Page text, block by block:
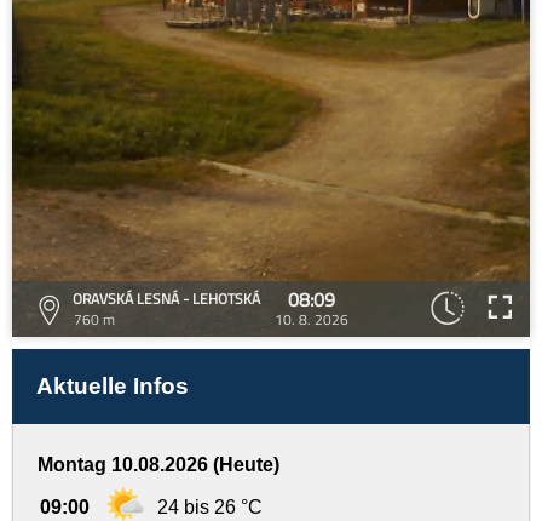
ORAVSKÁ LESNÁ - LEHOTSKÁ
760 m
08:09
10. 8. 2026
Aktuelle Infos
Montag 10.08.2026 (Heute)
09:00 24 bis 26 °C